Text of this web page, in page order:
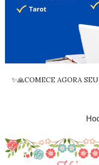
✨🙏COMECE AGORA